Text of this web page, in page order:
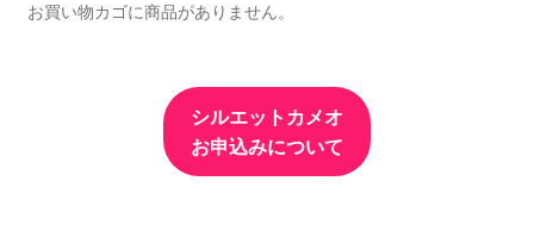
お買い物カゴに商品がありません。
シルエットカメオ
お申込みについて